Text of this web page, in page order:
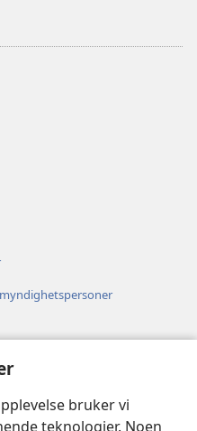
bruker vi
teknologier. Noen